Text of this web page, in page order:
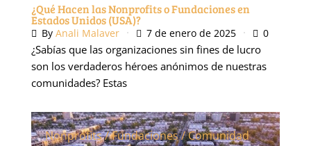
¿Qué Hacen las Nonprofits o Fundaciones en
Estados Unidos (USA)?
By Anali Malaver 7 de enero de 2025 0
¿Sabías que las organizaciones sin fines de lucro
son los verdaderos héroes anónimos de nuestras
comunidades? Estas
Nonprofits / Fundaciones / Comunidad